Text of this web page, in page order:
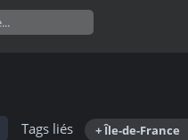
Tags liés + Île-de-France